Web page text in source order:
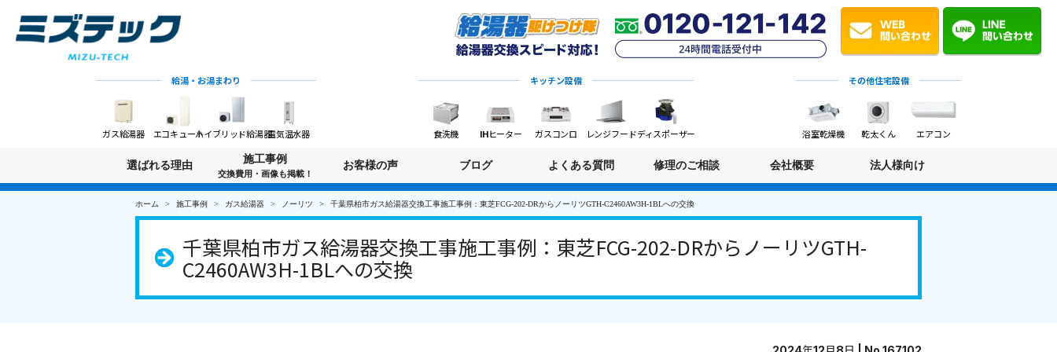
給湯・お湯まわり
ガス給湯器 エコキュートハイブリッド給湯器電気温水器
キッチン設備
食洗機 IHヒーター ガスコンロ レンジフードディスポーザー
その他住宅設備
浴室乾燥機 乾太くん エアコン
選ばれる理由
施工事例
交換費用・画像も掲載！
お客様の声 ブログ よくある質問 修理のご相談 会社概要 法人様向け
ホーム 施工事例 ガス給湯器 ノーリツ 千葉県柏市ガス給湯器交換工事施工事例：東芝FCG-202-DRからノーリツGTH-C2460AW3H-1BLへの交換
千葉県柏市ガス給湯器交換工事施工事例：東芝FCG-202-DRからノーリツGTH-
C2460AW3H-1BLへの交換